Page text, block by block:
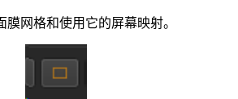
网格和使用它的屏幕映射。